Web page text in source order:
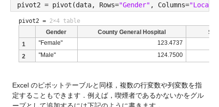
pivot2 = pivot(data, Rows="Gender" , Columns=
pivot2 = 2×4 table
Gender
County General Hospital
St.
1
"Female"
123.4737
2
"Male" 124.7500
Excel のピボットテーブルと同様，複数の行変数や列変数を指
定することもできます．例えば，喫煙者であるかないかをグル